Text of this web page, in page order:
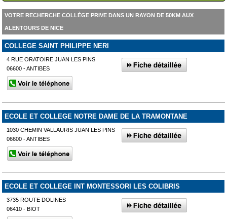
VOTRE RECHERCHE COLLÈGE PRIVE DANS UN RAYON DE 50KM AUX
ALENTOURS DE NICE
COLLEGE SAINT PHILIPPE NERI
4 RUE ORATOIRE JUAN LES PINS
06600 - ANTIBES
ECOLE ET COLLEGE NOTRE DAME DE LA TRAMONTANE
1030 CHEMIN VALLAURIS JUAN LES PINS
06600 - ANTIBES
ECOLE ET COLLEGE INT MONTESSORI LES COLIBRIS
3735 ROUTE DOLINES
06410 - BIOT